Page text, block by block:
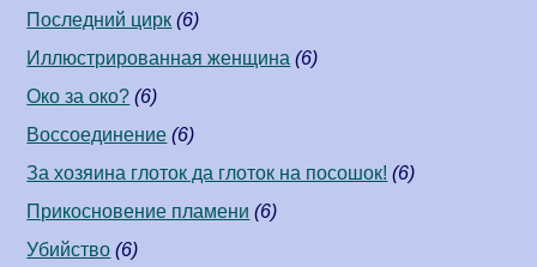
Последний цирк (6)
Иллюстрированная женщина (6)
Око за око? (6)
Воссоединение (6)
За хозяина глоток да глоток на посошок! (6)
Прикосновение пламени (6)
Убийство (6)